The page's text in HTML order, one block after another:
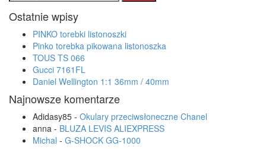
Ostatnie wpisy
PINKO torebki listonoszki
Pinko torebka pikowana listonoszka
TOUS TS 066
Gucci 7161FL
Daniel Wellington 1:1 36mm / 40mm
Najnowsze komentarze
Adidasy85 - Okulary przeciwsłoneczne Chanel
anna - BLUZA LEVIS ALIEXPRESS
Michal - G-SHOCK GG-1000